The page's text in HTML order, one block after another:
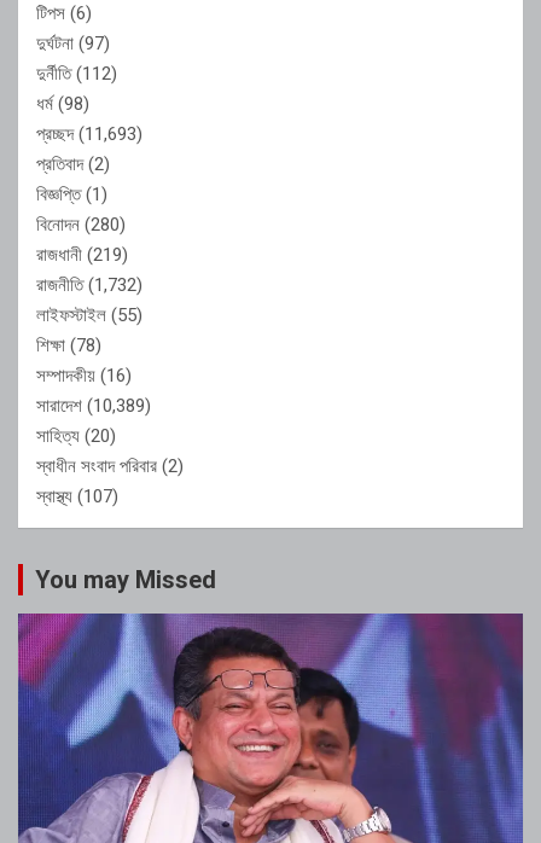
টিপস (6)
দুর্ঘটনা (97)
দুর্নীতি(112)
ধর্ম(98)
প্রচ্ছদ(11,693)
প্রতিবাদ(2)
বিজ্ঞপ্তি(1)
বিনোদন (280)
রাজধানী (219)
রাজনীতি(1,732)
লাইফস্টাইল (55)
শিক্ষা (78)
সম্পাদকীয় (16)
সারাদেশ (10,389)
সাহিত্য (20)
স্বাধীন সংবাদ পরিবার (2)
স্বাস্থ্য (107)
You may Missed